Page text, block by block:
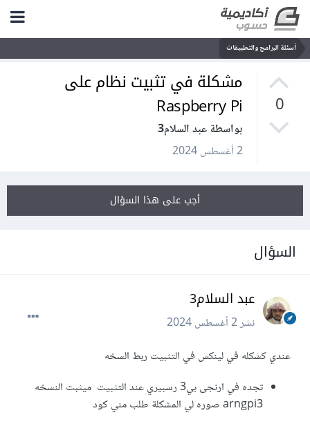
أسئلة البرامج والتطبيقات
0
مشكلة في تثبيت نظام على
Raspberry Pi
بواسطة عبد السلام3
2 أغسطس 2024
أجب على هذا السؤال
السؤال
عبد السلام3
نشر2 أغسطس 2024
عندي كشكله في لينكس في التثبيت ربط السخه
تجده في ارنجى بي3 رسبيري عند التثبيت ميثبت النسخه
arngpi3 صوره لي المشكلة طلب مني كود